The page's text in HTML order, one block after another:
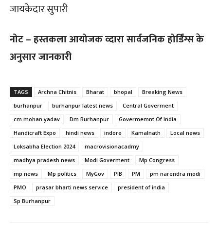
जायकेदार सुपारी
नोट – हस्तकला आयोजक व्दारा सार्वजनिक होर्डिंग्स के
अनुसार जानकारी
TAGS Archna Chitnis Bharat bhopal
Breaking News
burhanpur
burhanpur latest news
Central Goverment
cm mohan yadav
Dm Burhanpur
Govermemnt Of India
Handicraft Expo
hindi news indore Kamalnath
Local news
Loksabha Election 2024
macrovisionacadmy
madhya pradesh news
Modi Goverment
Mp Congress
mp news
Mp politics MyGov PIB PM
pm narendra modi
PMO
prasar bharti news service
president of india
Sp Burhanpur